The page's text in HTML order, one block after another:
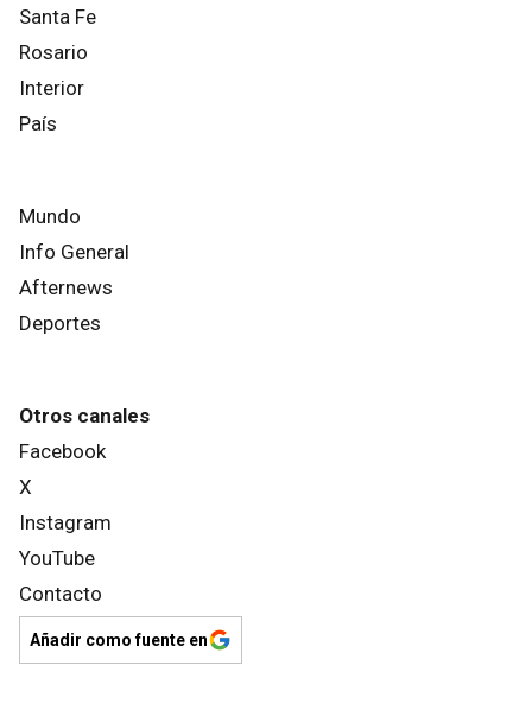
Santa Fe
Rosario
Interior
País
Mundo
Info General
Afternews
Deportes
Otros canales
Facebook
X
Instagram
YouTube
Contacto
Añadir como fuente en